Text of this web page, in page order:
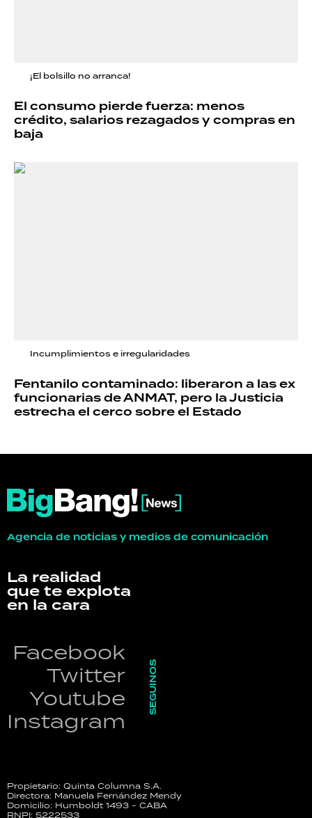
¡El bolsillo no arranca!
El consumo pierde fuerza: menos
crédito, salarios rezagados y compras en
baja
Incumplimientos e irregularidades
Fentanilo contaminado: liberaron a las ex
funcionarias de ANMAT, pero la Justicia
estrecha el cerco sobre el Estado
Agencia de noticias y medios de comunicación
La realidad
que te explota
en la cara
Facebook
Twitter
Youtube
Instagram
SEGUINOS
Propietario: Quinta Columna S.A.
Directora: Manuela Fernández Mendy
Domicilio: Humboldt 1493 - CABA
RNPI: 5222533